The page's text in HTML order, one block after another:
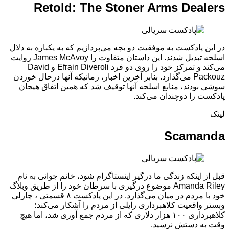
Retold: The Stoner Arms Dealers
در این پادکست به موفقیت دو بچه می‌پردازیم که به یکباره به دلال
اسلحه تبدیل شدند. این داستان متفاوت را James McAvoy روایت
می‌کند و تمرکز خود را روی دو فرد Efrain Diveroli و David
Packouz می‌گذارد. بنابر آخرین اخبار، زمانیکه آنها درحال خوردن
سوشی بودند، منابع اسلحه آنها توقیف شد که همین اتفاق هیجان
پادکست را دوچندان می‌کند.
لینک
Scamanda
قبل از اینکه زندگی ما درگیر اینستاگرام شود، خانم جوانی به نام
Amanda Riley موضوع درگیری با سرطان خود را از طریق وبلاگ
خود با مردم در میان می‌گذارد. در این پادکست ۸ قسمتی ، چارلی
وبستر واقعیت کلاهبرداری رایلی از مردم را آشکار می‌کند؛
کلاهبرداری ۱۰۰ هزار دلاری که از مردم جمع آوری شد، اما هیچ
وقت به دستش نرسید.